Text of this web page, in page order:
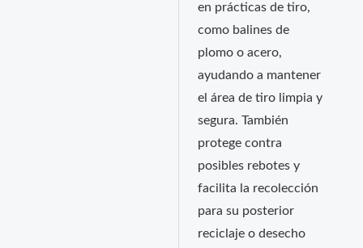
en prácticas de tiro,
como balines de
plomo o acero,
ayudando a mantener
el área de tiro limpia y
segura. También
protege contra
posibles rebotes y
facilita la recolección
para su posterior
reciclaje o desecho